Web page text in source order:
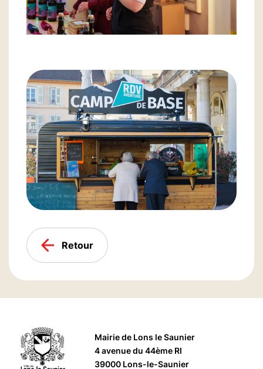
Retour
Mairie de Lons le Saunier
4 avenue du 44ème RI
39000 Lons-le-Saunier